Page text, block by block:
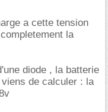
a cette tension
la
diode , la batterie
de calculer : la